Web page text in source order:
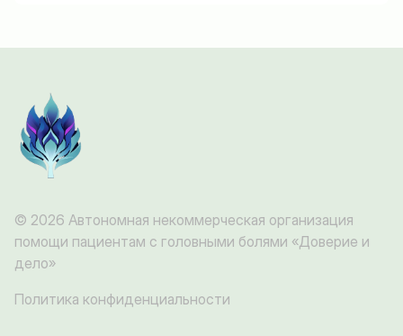
© 2026 Автономная некоммерческая организация
помощи пациентам с головными болями «Доверие и
дело»
Политика конфиденциальности